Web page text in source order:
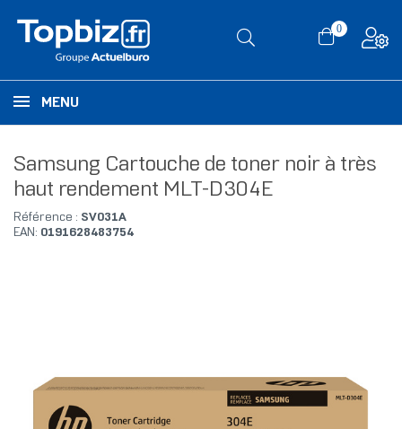
0
MENU
Samsung Cartouche de toner noir à très
haut rendement MLT-D304E
Référence : SV031A
EAN: 0191628483754